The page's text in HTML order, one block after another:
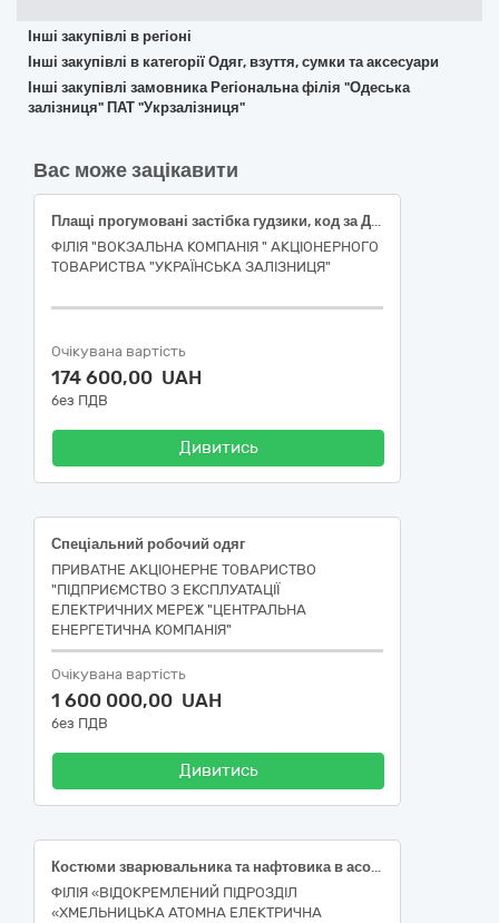
Інші закупівлі в регіоні
Інші закупівлі в категорії Одяг, взуття, сумки та аксесуари
Інші закупівлі замовника Регіональна філія "Одеська
залізниця" ПАТ "Укрзалізниця"
Вас може зацікавити
Плащі прогумовані застібка гудзики, код за ДК 021:2015 – 18130000-9 Спеціальний робочий одяг
ФІЛІЯ "ВОКЗАЛЬНА КОМПАНІЯ " АКЦІОНЕРНОГО
ТОВАРИСТВА "УКРАЇНСЬКА ЗАЛІЗНИЦЯ"
Очікувана вартість
174 600,00 UAH
без ПДВ
Дивитись
Спеціальний робочий одяг
ПРИВАТНЕ АКЦІОНЕРНЕ ТОВАРИСТВО
"ПІДПРИЄМСТВО З ЕКСПЛУАТАЦІЇ
ЕЛЕКТРИЧНИХ МЕРЕЖ "ЦЕНТРАЛЬНА
ЕНЕРГЕТИЧНА КОМПАНІЯ"
Очікувана вартість
1 600 000,00 UAH
без ПДВ
Дивитись
Костюми зварювальника та нафтовика в асортименті
ФІЛІЯ «ВІДОКРЕМЛЕНИЙ ПІДРОЗДІЛ
«ХМЕЛЬНИЦЬКА АТОМНА ЕЛЕКТРИЧНА